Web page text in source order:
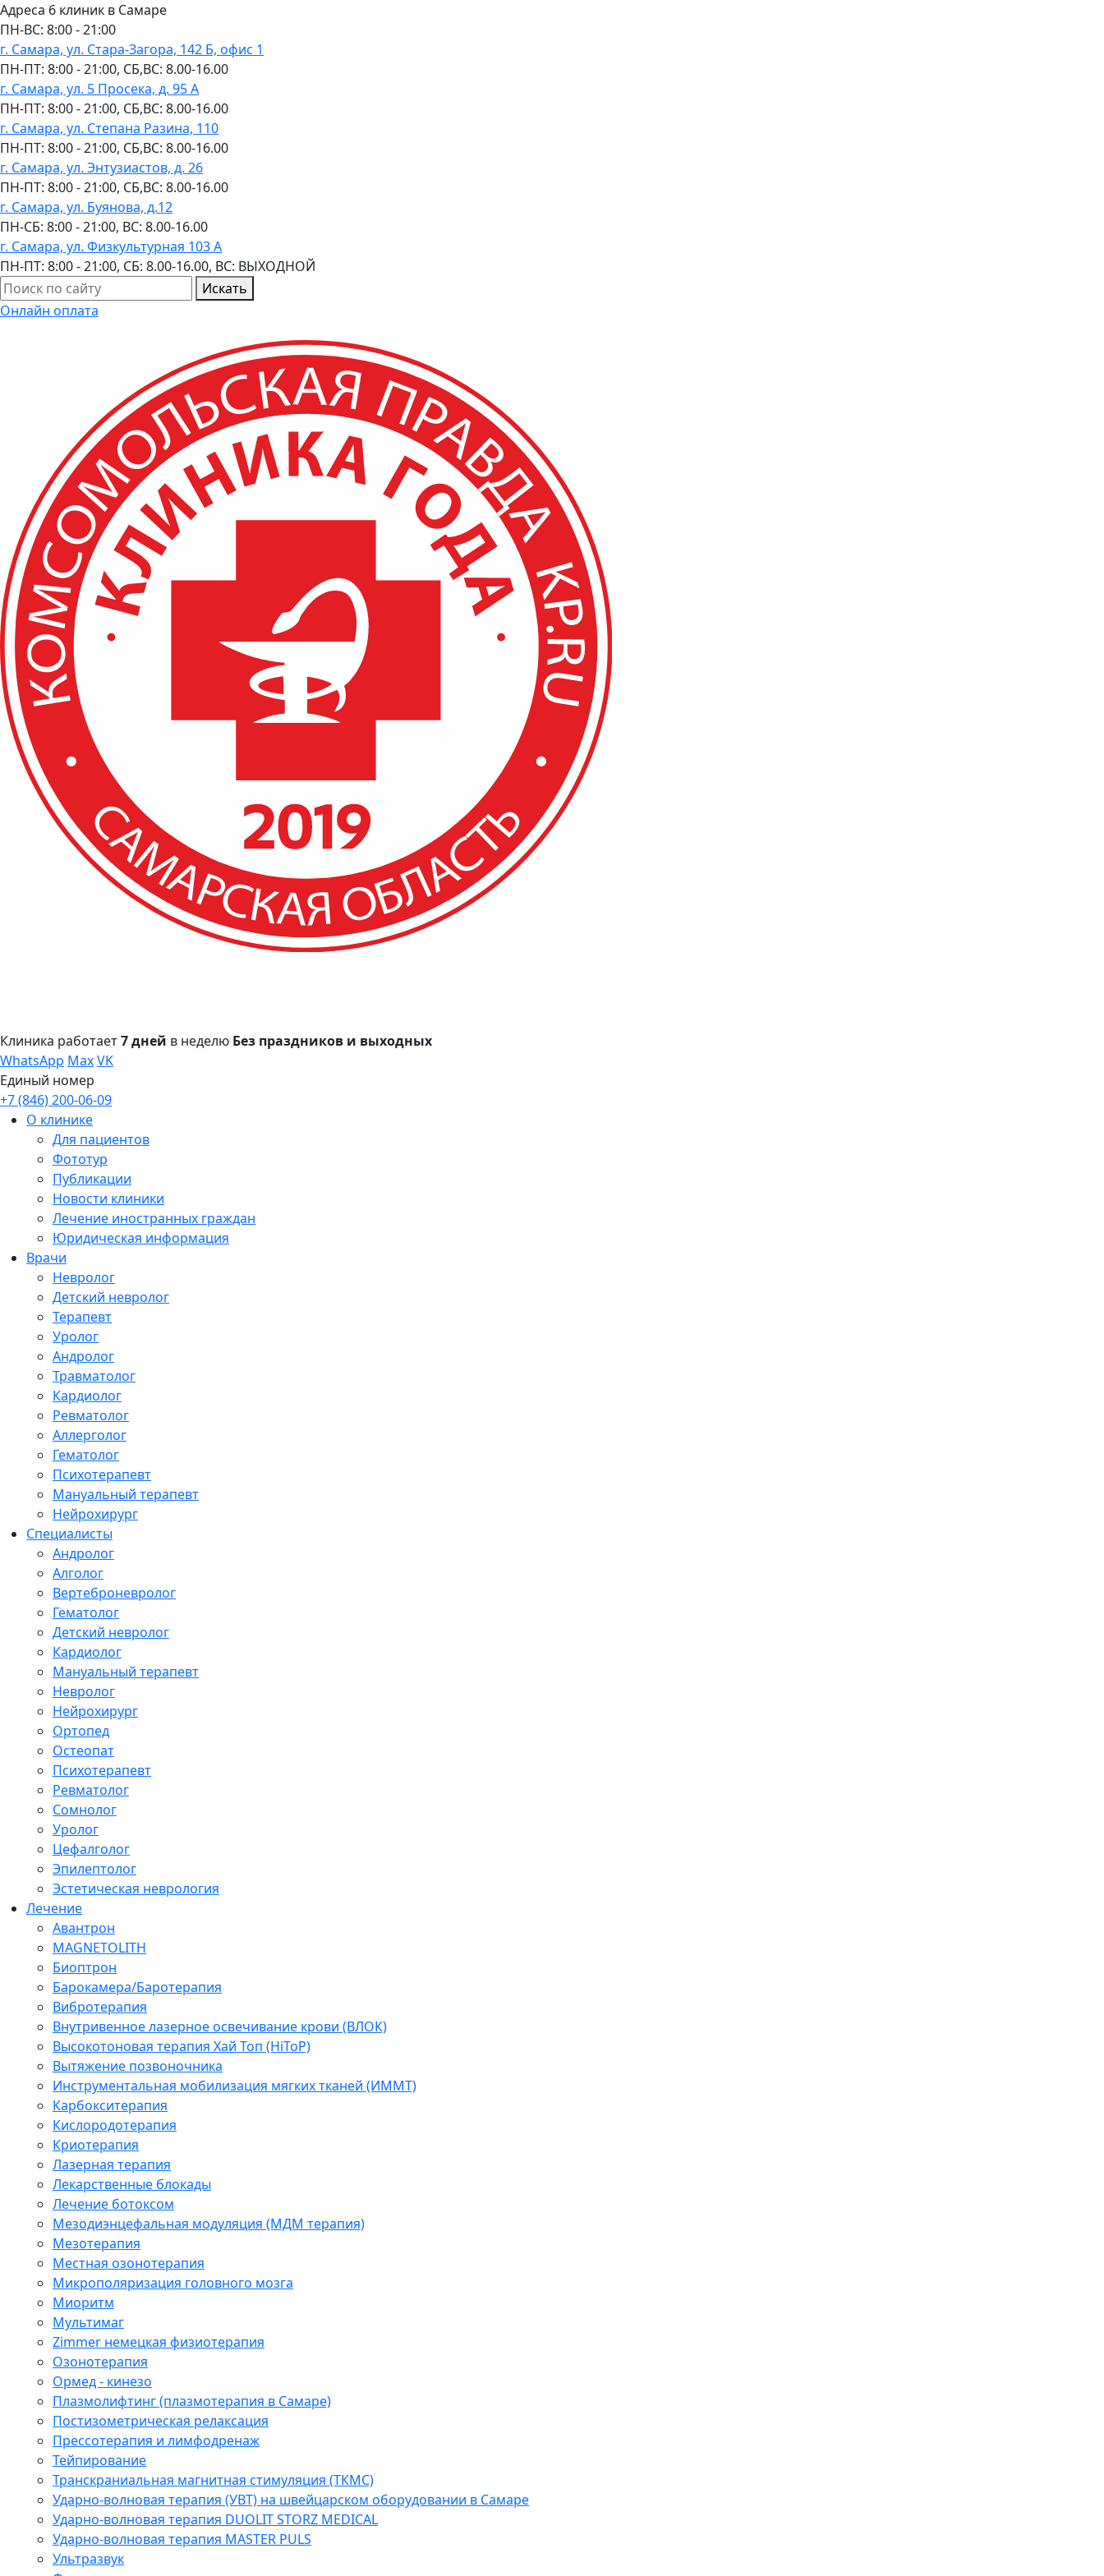
Адреса 6 клиник в Самаре
ПН-ВC: 8:00 - 21:00
г. Самара, ул. Стара-Загора, 142 Б, офис 1
ПН-ПТ: 8:00 - 21:00, СБ,ВС: 8.00-16.00
г. Самара, ул. 5 Просека, д. 95 А
ПН-ПТ: 8:00 - 21:00, СБ,ВС: 8.00-16.00
г. Самара, ул. Степана Разина, 110
ПН-ПТ: 8:00 - 21:00, СБ,ВС: 8.00-16.00
г. Самара, ул. Энтузиастов, д. 26
ПН-ПТ: 8:00 - 21:00, СБ,ВС: 8.00-16.00
г. Самара, ул. Буянова, д.12
ПН-СБ: 8:00 - 21:00, ВС: 8.00-16.00
г. Самара, ул. Физкультурная 103 А
ПН-ПТ: 8:00 - 21:00, СБ: 8.00-16.00, ВС: ВЫХОДНОЙ
Искать
Онлайн оплата
Клиника работает7 дней в неделю Без праздников и выходных
WhatsApp MaxVK
Единый номер
+7 (846) 200-06-09
О клинике
Для пациентов
Фототур
Публикации
Новости клиники
Лечение иностранных граждан
Юридическая информация
Врачи
Невролог
Детский невролог
Терапевт
Уролог
Андролог
Травматолог
Кардиолог
Ревматолог
Аллерголог
Гематолог
Психотерапевт
Мануальный терапевт
Нейрохирург
Специалисты
Андролог
Алголог
Вертеброневролог
Гематолог
Детский невролог
Кардиолог
Мануальный терапевт
Невролог
Нейрохирург
Ортопед
Остеопат
Психотерапевт
Ревматолог
Сомнолог
Уролог
Цефалголог
Эпилептолог
Эстетическая неврология
Лечение
Авантрон
MAGNETOLITH
Биоптрон
Барокамера/Баротерапия
Вибротерапия
Внутривенное лазерное освечивание крови (ВЛОК)
Высокотоновая терапия Хай Топ (HiToP)
Вытяжение позвоночника
Инструментальная мобилизация мягких тканей (ИММТ)
Карбокситерапия
Кислородотерапия
Криотерапия
Лазерная терапия
Лекарственные блокады
Лечение ботоксом
Мезодиэнцефальная модуляция (МДМ терапия)
Мезотерапия
Местная озонотерапия
Микрополяризация головного мозга
Миоритм
Мультимаг
Zimmer немецкая физиотерапия
Озонотерапия
Ормед - кинезо
Плазмолифтинг (плазмотерапия в Самаре)
Постизометрическая релаксация
Прессотерапия и лимфодренаж
Тейпирование
Транскраниальная магнитная стимуляция (ТКМС)
Ударно-волновая терапия (УВТ) на швейцарском оборудовании в Самаре
Ударно-волновая терапия DUOLIT STORZ MEDICAL
Ударно-волновая терапия MASTER PULS
Ультразвук